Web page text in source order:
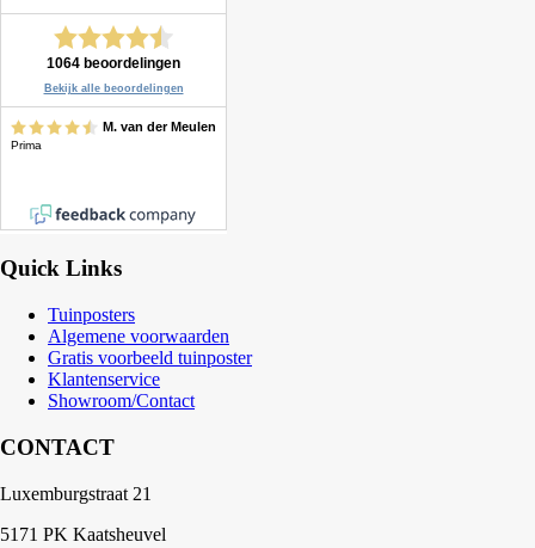
Quick Links
Tuinposters
Algemene voorwaarden
Gratis voorbeeld tuinposter
Klantenservice
Showroom/Contact
CONTACT
Luxemburgstraat 21
5171 PK Kaatsheuvel